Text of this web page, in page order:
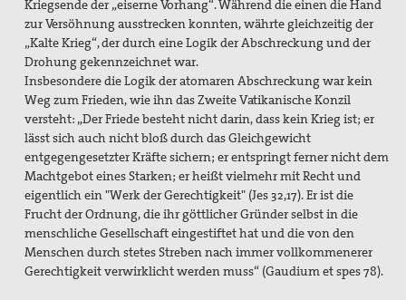
Kriegsende der „eiserne Vorhang“. Während die einen die Hand
zur Versöhnung ausstrecken konnten, währte gleichzeitig der
„Kalte Krieg“, der durch eine Logik der Abschreckung und der
Drohung gekennzeichnet war.
Insbesondere die Logik der atomaren Abschreckung war kein
Weg zum Frieden, wie ihn das Zweite Vatikanische Konzil
versteht: „Der Friede besteht nicht darin, dass kein Krieg ist; er
lässt sich auch nicht bloß durch das Gleichgewicht
entgegengesetzter Kräfte sichern; er entspringt ferner nicht dem
Machtgebot eines Starken; er heißt vielmehr mit Recht und
eigentlich ein "Werk der Gerechtigkeit" (Jes 32,17). Er ist die
Frucht der Ordnung, die ihr göttlicher Gründer selbst in die
menschliche Gesellschaft eingestiftet hat und die von den
Menschen durch stetes Streben nach immer vollkommenerer
Gerechtigkeit verwirklicht werden muss“ (Gaudium et spes 78).